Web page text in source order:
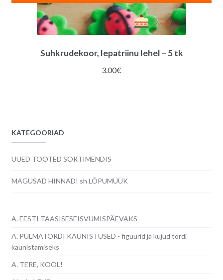
Suhkrudekoor, lepatriinu lehel – 5 tk
3.00€
KATEGOORIAD
UUED TOOTED SORTIMENDIS
MAGUSAD HINNAD! sh LÕPUMÜÜK
A. EESTI TAASISESEISVUMISPÄEVAKS
A. PULMATORDI KAUNISTUSED - figuurid ja kujud tordi
kaunistamiseks
A. TERE, KOOL!